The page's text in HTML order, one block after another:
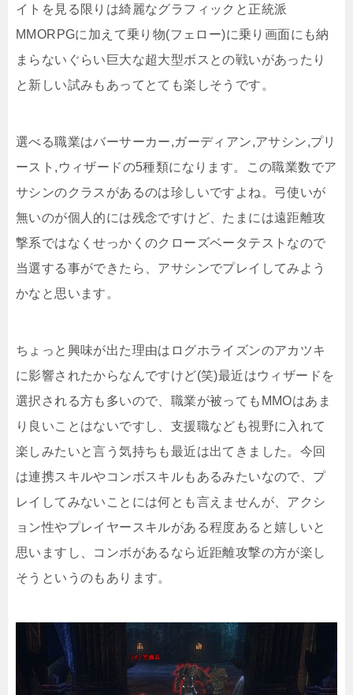
イトを見る限りは綺麗なグラフィックと正統派
MMORPGに加えて乗り物(フェロー)に乗り画面にも納
まらないぐらい巨大な超大型ボスとの戦いがあったり
と新しい試みもあってとても楽しそうです。
選べる職業はバーサーカー,ガーディアン,アサシン,プリ
ースト,ウィザードの5種類になります。この職業数でア
サシンのクラスがあるのは珍しいですよね。弓使いが
無いのが個人的には残念ですけど、たまには遠距離攻
撃系ではなくせっかくのクローズベータテストなので
当選する事ができたら、アサシンでプレイしてみよう
かなと思います。
ちょっと興味が出た理由はログホライズンのアカツキ
に影響されたからなんですけど(笑)最近はウィザードを
選択される方も多いので、職業が被ってもMMOはあま
り良いことはないですし、支援職なども視野に入れて
楽しみたいと言う気持ちも最近は出てきました。今回
は連携スキルやコンボスキルもあるみたいなので、プ
レイしてみないことには何とも言えませんが、アクシ
ョン性やプレイヤースキルがある程度あると嬉しいと
思いますし、コンボがあるなら近距離攻撃の方が楽し
そうというのもあります。